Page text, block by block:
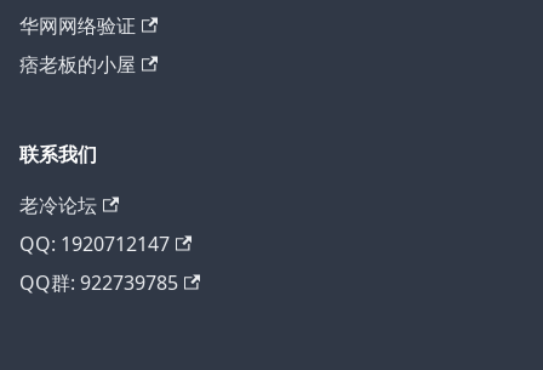
华网网络验证
痞老板的小屋
联系我们
老冷论坛
QQ: 1920712147
QQ群: 922739785